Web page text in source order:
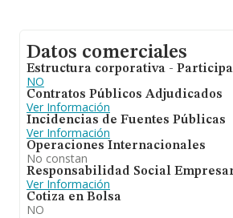
Datos comerciales
Estructura corporativa -
NO
Contratos Públicos Adjudicados
Ver Información
Incidencias de Fuentes Públicas
Ver Información
Operaciones Internacionales
No constan
Responsabilidad Social
Ver Información
Cotiza en Bolsa
NO